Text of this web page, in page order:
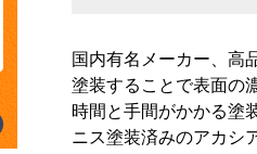
国内有名メーカー、高
塗装することで表面の
時間と手間がかかる塗
ニス塗装済みのアカシ